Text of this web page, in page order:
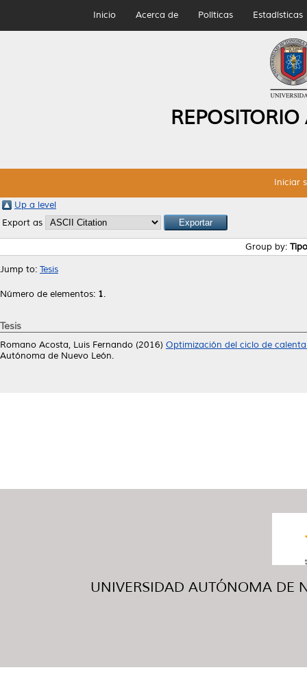
Inicio Acerca de Políticas Estadísticas
Iniciar
Up a level
Export as
Group by:
Jump to: Tesis
Número de elementos: 1.
Tesis
Romano Acosta, Luis Fernando (2016) Optimización del ciclo de
Autónoma de Nuevo León.
UNIVERSIDAD AUTÓNOMA DE